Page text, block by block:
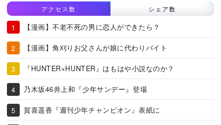
アクセス数 シェア数
【漫画】不老不死の男に恋人ができたら？
【漫画】角刈りお父さんが娘に代わりバイト
『HUNTER×HUNTER』はもはや小説なのか？
乃木坂46井上和『少年サンデー』登場
賀喜遥香『週刊少年チャンピオン』表紙に